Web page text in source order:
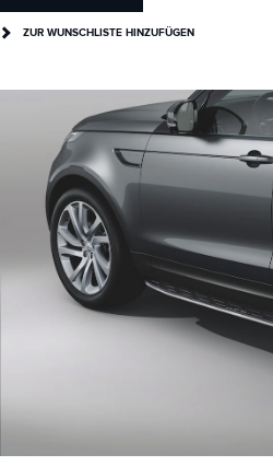
ZUR WUNSCHLISTE HINZUFÜGEN